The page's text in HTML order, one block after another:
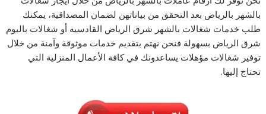
بالشهر بالرياض بعد التحقق من بياناتهن لضمان المصداقية، يمكنك
طلب خدمات شغالات بالشهر شرق الرياض القادسيه أو شغالات باليوم
شرق الرياض بسهولة فنحن نهتم بتقديم خدمات موثوقة وآمنة من خلال
توفير شغالات مؤهلات يساعدونك في كافة الأعمال المنزلية التي
تحتاج إليها.